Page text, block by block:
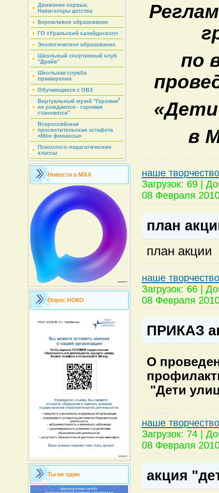
Движение первых.
Навигаторы детства
Бережливое образование
ГО «Уральский калейдоскоп»
Экологическое образование
Школьный спортивный клуб
"Драйв"
Школьная служба
примирения
Обучающиеся с ОВЗ
Виртуальный музей "Героями
не рождаются - героями
становятся"
Всероссийская
просветительская эстафета
«Мои финансы»
Психолого-педагогические
классы
Новости в MAX
Опрос НОКО
Ты не один
по
«Дети
в
наше творчество
Загрузок: 69|
08 Февраля
план
план акции
наше творчество
Загрузок: 66|
08 Февраля
ПРИКАЗ
О
"Дети
наше творчество
Загрузок: 74|
08 Февраля
акция